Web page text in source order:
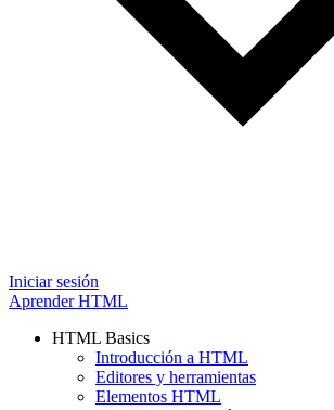
Iniciar sesión
Aprender HTML
HTML Basics
Introducción a HTML
Editores y herramientas
Elementos HTML